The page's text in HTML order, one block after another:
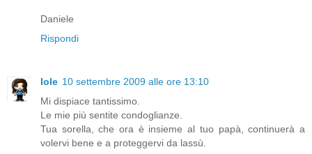
Daniele
Rispondi
Iole 10 settembre 2009 alle ore 13:10
Mi dispiace tantissimo.
Le mie più sentite condoglianze.
Tua sorella, che ora è insieme al tuo papà, continuerà a
volervi bene e a proteggervi da lassù.